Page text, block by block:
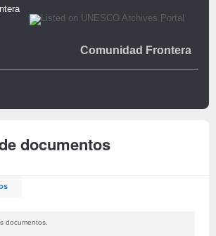
Comunidad Frontera
documentos
documentos.